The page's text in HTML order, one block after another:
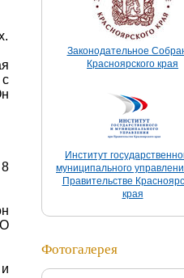
Законодательное
Красноярского края
Институт
муниципального
Правительстве
края
Фотогалерея